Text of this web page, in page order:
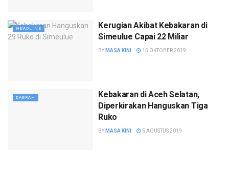
HEADLINE
Kerugian Akibat Kebakaran di
Simeulue Capai 22 Miliar
BY MASA KINI 15 OKTOBER 2019
DAERAH
Kebakaran di Aceh Selatan,
Diperkirakan Hanguskan Tiga
Ruko
BY MASA KINI 5 AGUSTUS 2019